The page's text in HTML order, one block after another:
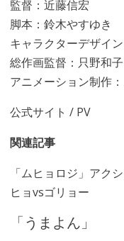
監督：近藤信宏
脚本：鈴木やすゆき
キャラクターデザイ
総作画監督：只野和
アニメーション制作
公式サイト / PV
関連記事
「ムヒョロジ」アク
ヒョvsゴリョー
「うまよん」